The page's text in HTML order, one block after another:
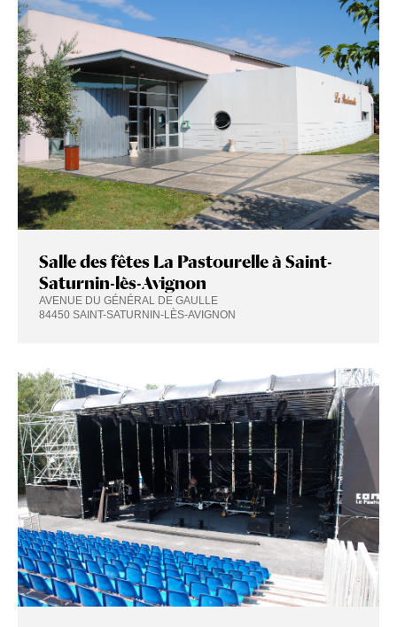
Salle des fêtes La Pastourelle à Saint-
Saturnin-lès-Avignon
AVENUE DU GÉNÉRAL DE GAULLE
84450 SAINT-SATURNIN-LÈS-AVIGNON